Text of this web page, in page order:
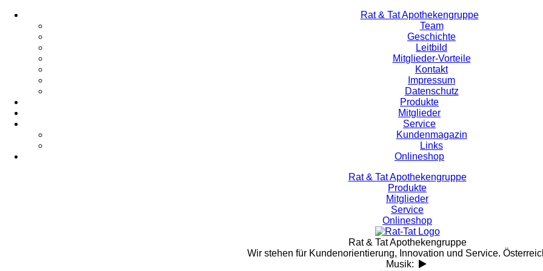
Rat & Tat Apothekengruppe
Team
Geschichte
Leitbild
Mitglieder-Vorteile
Kontakt
Impressum
Datenschutz
Produkte
Mitglieder
Service
Kundenmagazin
Links
Onlineshop
Rat & Tat Apothekengruppe
Produkte
Mitglieder
Service
Onlineshop
Rat & Tat Apothekengruppe
Wir stehen für Kundenorientierung, Innovation und Service.
Musik: